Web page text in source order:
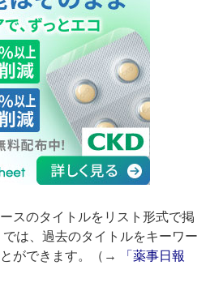
スのタイトルをリスト形式で掲
では、過去のタイトルをキーワー
ができます。（→
「薬事日報